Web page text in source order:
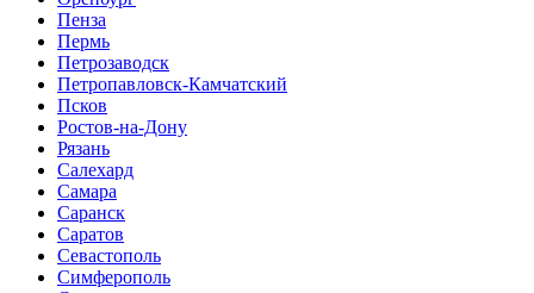
Пенза
Пермь
Петрозаводск
Петропавловск-Камчатский
Псков
Ростов-на-Дону
Рязань
Салехард
Самара
Саранск
Саратов
Севастополь
Симферополь